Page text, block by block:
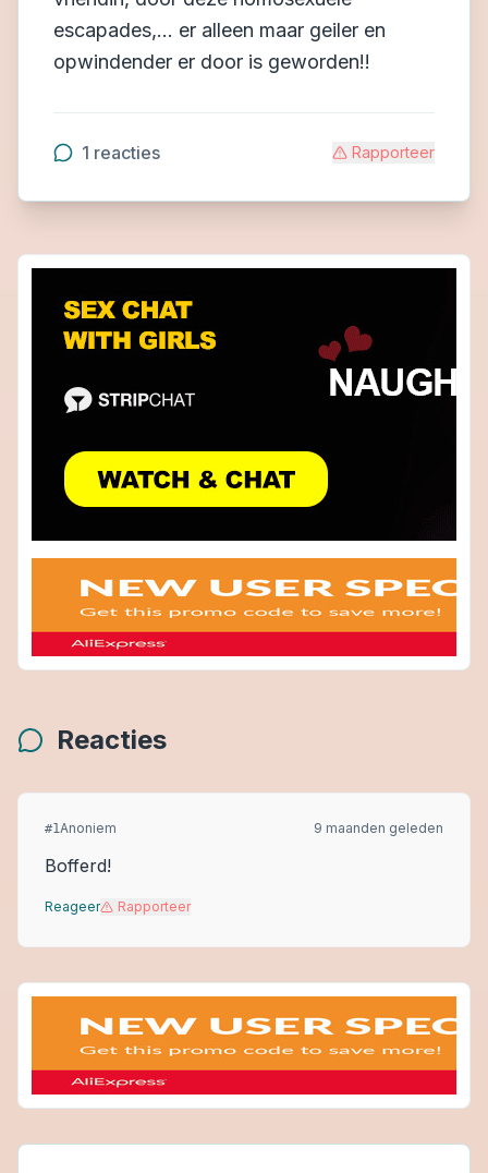
escapades,... er alleen maar geiler en
opwindender er door is geworden!!
1 reacties Rapporteer
Reacties
#1Anoniem 9 maanden geleden
Bofferd!
Reageer Rapporteer